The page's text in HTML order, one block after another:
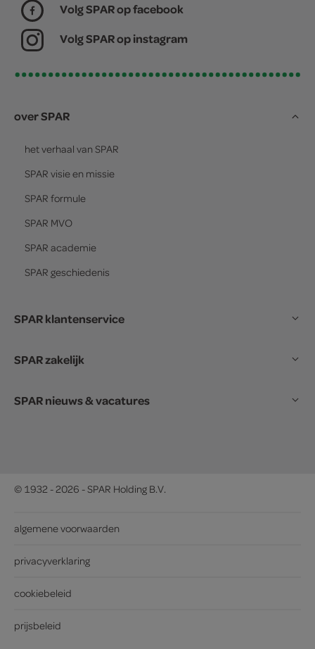
Volg SPAR op facebook
Volg SPAR op instagram
over SPAR
het verhaal van SPAR
SPAR visie en missie
SPAR formule
SPAR MVO
SPAR academie
SPAR geschiedenis
SPAR klantenservice
SPAR zakelijk
SPAR nieuws & vacatures
© 1932 - 2026 - SPAR Holding B.V.
algemene voorwaarden
privacyverklaring
cookiebeleid
prijsbeleid